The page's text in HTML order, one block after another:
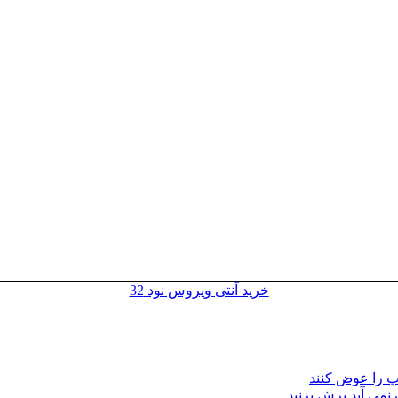
خرید آنتی ویروس نود 32
را عوض کنند
نمی آید برش بزنید